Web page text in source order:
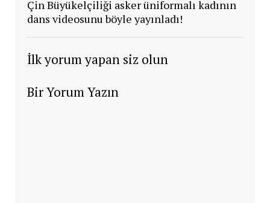
Çin Büyükelçiliği asker üniformalı kadının
dans videosunu böyle yayınladı!
İlk yorum yapan siz olun
Bir Yorum Yazın